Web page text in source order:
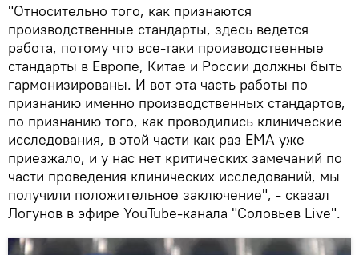
"Относительно того, как признаются
производственные стандарты, здесь ведется
работа, потому что все-таки производственные
стандарты в Европе, Китае и России должны быть
гармонизированы. И вот эта часть работы по
признанию именно производственных стандартов,
по признанию того, как проводились клинические
исследования, в этой части как раз ЕМА уже
приезжало, и у нас нет критических замечаний по
части проведения клинических исследований, мы
получили положительное заключение", - сказал
Логунов в эфире YouTube-канала "Соловьев Live".